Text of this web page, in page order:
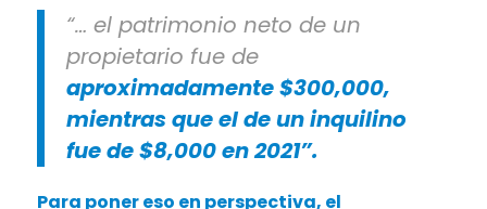
“… el patrimonio neto de un
propietario fue de
aproximadamente $300,000,
mientras que el de un inquilino
fue de $8,000 en 2021”.
Para poner eso en perspectiva, el